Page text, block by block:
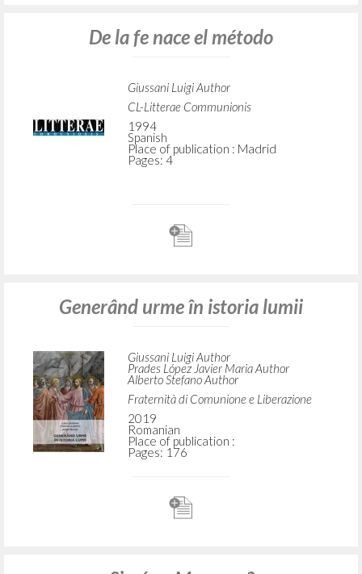
De la fe nace el método
Giussani Luigi Author
CL-Litterae Communionis
1994
Spanish
Place of publication : Madrid
Pages: 4
Generând urme în istoria lumii
Giussani Luigi Author
Prades López Javier Maria Author
Alberto Stefano Author
Fraternità di Comunione e Liberazione
2019
Romanian
Place of publication :
Pages: 176